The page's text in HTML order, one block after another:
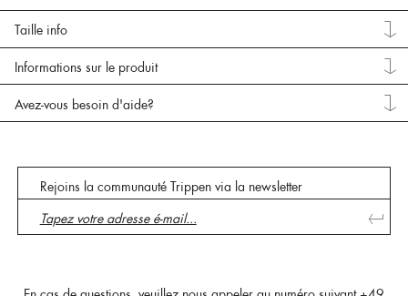
Taille info
Informations sur le produit
Avez-vous besoin d'aide?
Rejoins la communauté Trippen via la newsletter